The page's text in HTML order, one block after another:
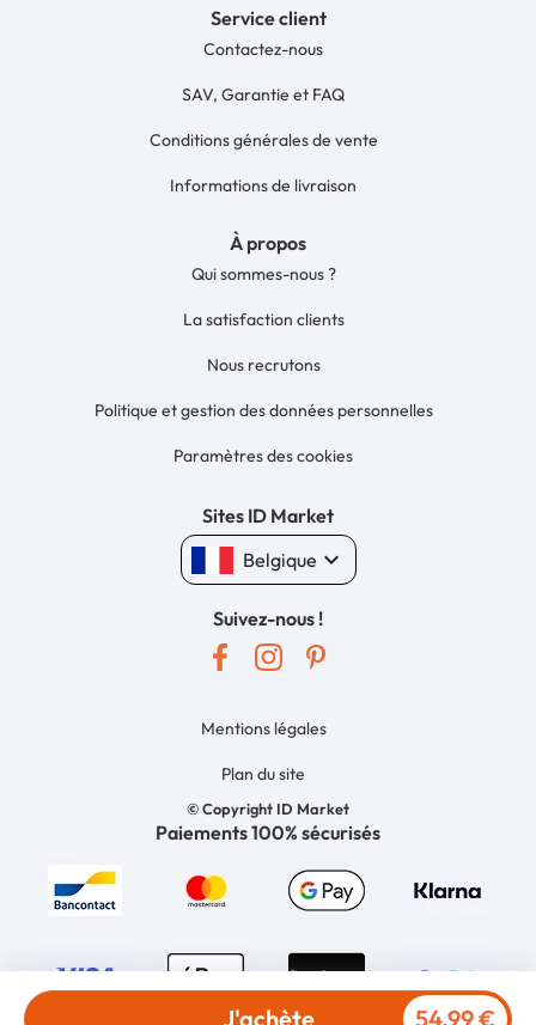
J'achète 54,99 €
Service client
Contactez-nous
SAV, Garantie et FAQ
Conditions générales de vente
Informations de livraison
À propos
Qui sommes-nous ?
La satisfaction clients
Nous recrutons
Politique et gestion des données personnelles
Paramètres des cookies
Sites ID Market
Belgique keyboard_arrow_down
Suivez-nous !
© Copyright ID Market
Mentions légales
Plan du site
Paiements 100% sécurisés